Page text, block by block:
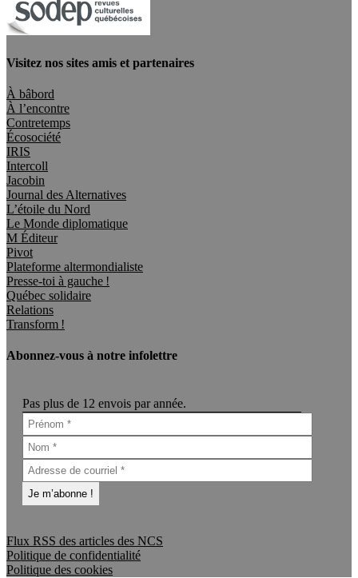
Visitez nos sites amis et partenaires
À bâbord
À l’encontre
Contretemps
Écosociété
IRIS
Intercoll
Jacobin
Journal des Alternatives
L’étoile du Nord
Le Monde diplomatique
M Éditeur
Pivot
Plateforme altermondialiste
Presse-toi à gauche !
Québec solidaire
Relations
Transform !
Abonnez-vous à notre infolettre
Pas plus de 12 envois par année.
Flux RSS des articles des NCS
Politique de confidentialité
Politique des cookies